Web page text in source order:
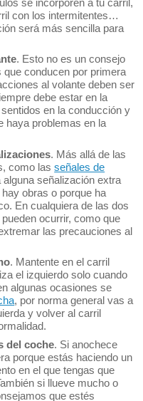
con los intermitentes…
será más sencilla para
. Esto no es un consejo
conducen por primera
al volante deben ser
debe estar en la
en la conducción y
haya problemas en la
. Más allá de las
como lasseñales de
alguna señalización extra
obras o porque ha
En cualquiera de las dos
ocurrir, como que
las precauciones al
. Mantente en el carril
el izquierdo solo cuando
algunas ocasiones se
, por norma general vas a
y volver al carril
del coche. Si anochece
porque estás haciendo un
en el que tengas que
si llueve mucho o
que estés